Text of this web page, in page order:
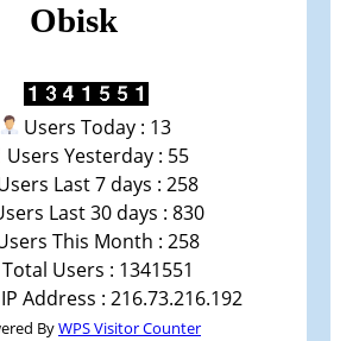
Obisk
Users Today : 13
Users Yesterday : 55
Last 7 days : 258
Last 30 days : 830
This Month : 258
Users : 1341551
Address : 216.73.216.192
ByWPS Visitor Counter